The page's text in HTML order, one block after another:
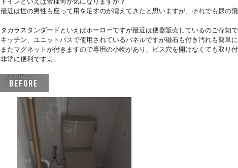
最近は世の男性も座って用を足すのが増えてきたと思いますが、それでも尿の
タカラスタンダードといえばホーローですが最近は便器販売しているのご存知
キッチン、ユニットバスで使用されているパネルですが磁石も付き汚れも簡単に
またマグネットが付きますので専用の小物があり、ビス穴を開けなくても取り
非常に便利ですよ。